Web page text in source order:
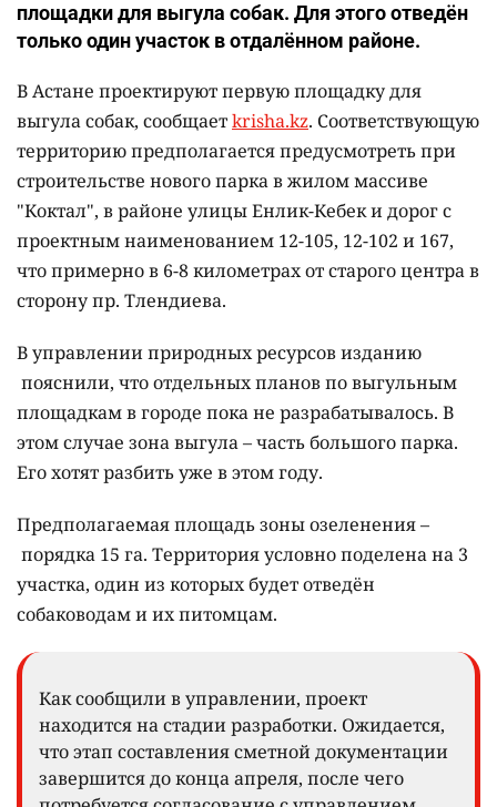
площадки для выгула собак. Для этого отведён
только один участок в отдалённом районе.
В Астане проектируют первую площадку для
выгула собак, сообщаетkrisha.kz. Соответствующую
территорию предполагается предусмотреть при
строительстве нового парка в жилом массиве
"Коктал", в районе улицы Енлик-Кебек и дорог с
проектным наименованием 12-105, 12-102 и 167,
что примерно в 6-8 километрах от старого центра в
сторону пр. Тлендиева.
В управлении природных ресурсов изданию
пояснили, что отдельных планов по выгульным
площадкам в городе пока не разрабатывалось. В
этом случае зона выгула – часть большого парка.
Его хотят разбить уже в этом году.
Предполагаемая площадь зоны озеленения –
порядка 15 га. Территория условно поделена на 3
участка, один из которых будет отведён
собаководам и их питомцам.
Как сообщили в управлении, проект
находится на стадии разработки. Ожидается,
что этап составления сметной документации
завершится до конца апреля, после чего